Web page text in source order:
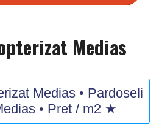
Medias
Medias • Pardoseli
• Pret / m2 ★